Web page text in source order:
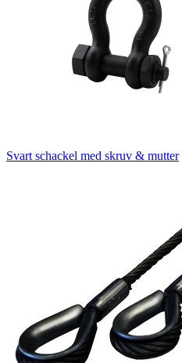
Svart schackel med skruv & mutter